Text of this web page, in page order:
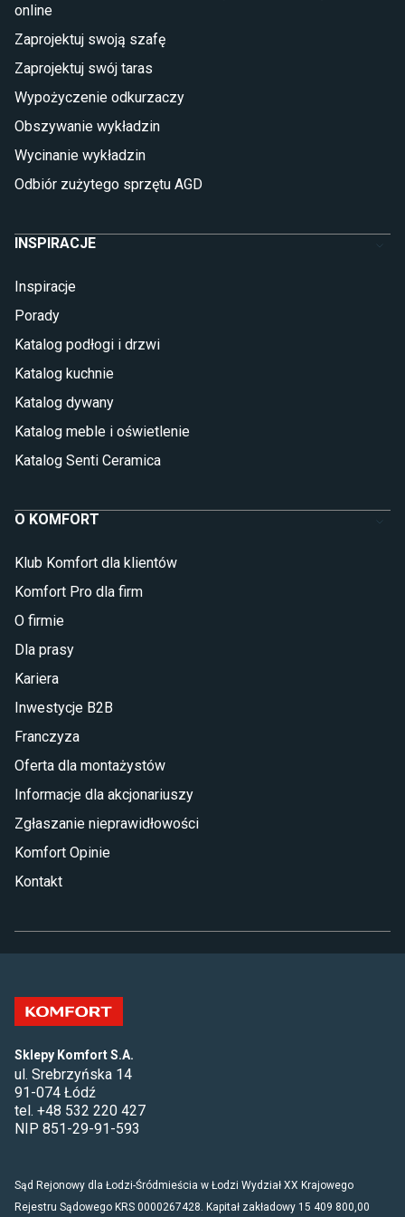
Płytki
Płytki Cersanit
Płytki wielkoformatowe
Glazura
Płytki marmurowe
online
Zaprojektuj swoją szafę
Zaprojektuj swój taras
Wypożyczenie odkurzaczy
Obszywanie wykładzin
Wycinanie wykładzin
Odbiór zużytego sprzętu AGD
INSPIRACJE
Inspiracje
Porady
Katalog podłogi i drzwi
Katalog kuchnie
Katalog dywany
Katalog meble i oświetlenie
Katalog Senti Ceramica
O KOMFORT
Klub Komfort dla klientów
Komfort Pro dla firm
O firmie
Dla prasy
Kariera
Inwestycje B2B
Franczyza
Oferta dla montażystów
Informacje dla akcjonariuszy
Zgłaszanie nieprawidłowości
Komfort Opinie
Kontakt
Sklepy Komfort S.A.
ul. Srebrzyńska 14
91-074 Łódź
tel. +48 532 220 427
NIP 851-29-91-593
Sąd Rejonowy dla Łodzi-Śródmieścia w Łodzi Wydział XX Krajowego
Rejestru Sądowego KRS 0000267428. Kapitał zakładowy 15 409 800,00